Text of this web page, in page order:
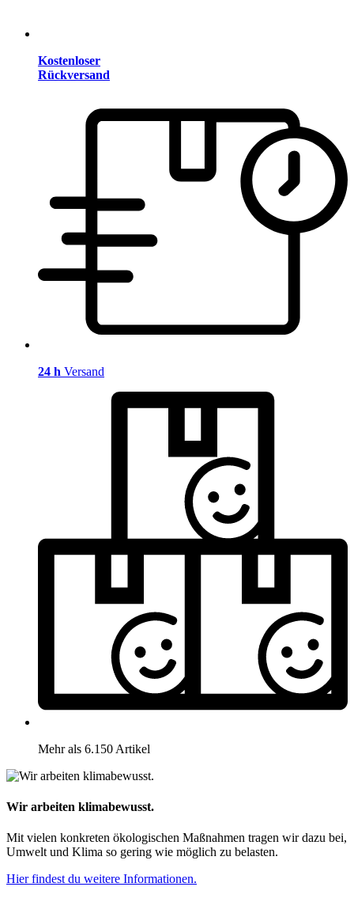
Kostenloser
Rückversand
24 h Versand
Mehr als 6.150 Artikel
Wir arbeiten klimabewusst.
Mit vielen konkreten ökologischen Maßnahmen tragen wir dazu bei,
Umwelt und Klima so gering wie möglich zu belasten.
Hier findest du weitere Informationen.